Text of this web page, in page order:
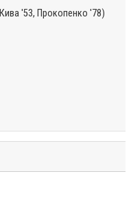
'53, Прокопенко '78)